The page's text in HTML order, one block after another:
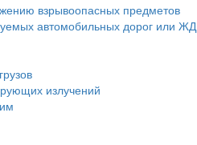
взрывоопасных предметов
автомобильных дорог или ЖД
излучений